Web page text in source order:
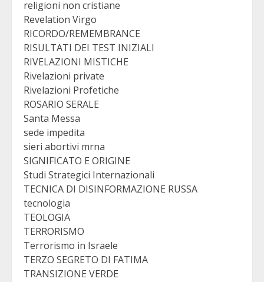
religioni non cristiane
Revelation Virgo
RICORDO/REMEMBRANCE
RISULTATI DEI TEST INIZIALI
RIVELAZIONI MISTICHE
Rivelazioni private
Rivelazioni Profetiche
ROSARIO SERALE
Santa Messa
sede impedita
sieri abortivi mrna
SIGNIFICATO E ORIGINE
Studi Strategici Internazionali
TECNICA DI DISINFORMAZIONE RUSSA
tecnologia
TEOLOGIA
TERRORISMO
Terrorismo in Israele
TERZO SEGRETO DI FATIMA
TRANSIZIONE VERDE